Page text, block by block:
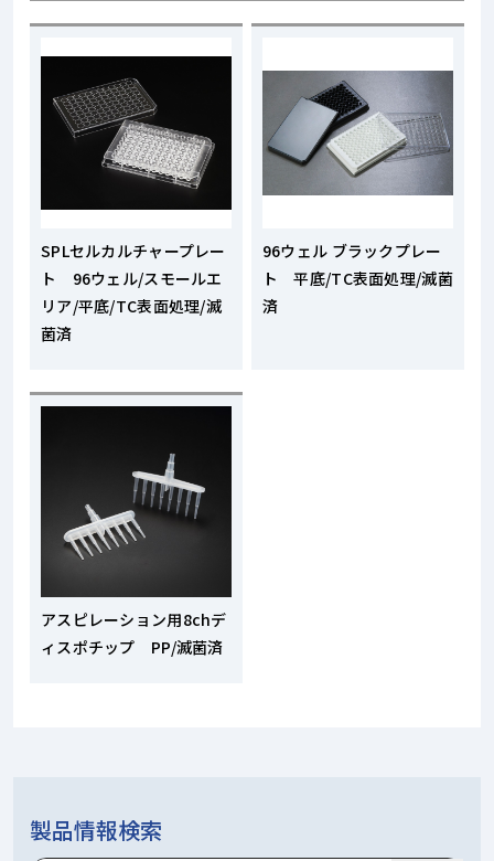
SPLセルカルチャープレー
ト 96ウェル/スモールエ
リア/平底/TC表面処理/滅
菌済
96ウェル ブラックプレー
ト 平底/TC表面処理/滅菌
済
アスピレーション用8chデ
ィスポチップ PP/滅菌済
製品情報検索